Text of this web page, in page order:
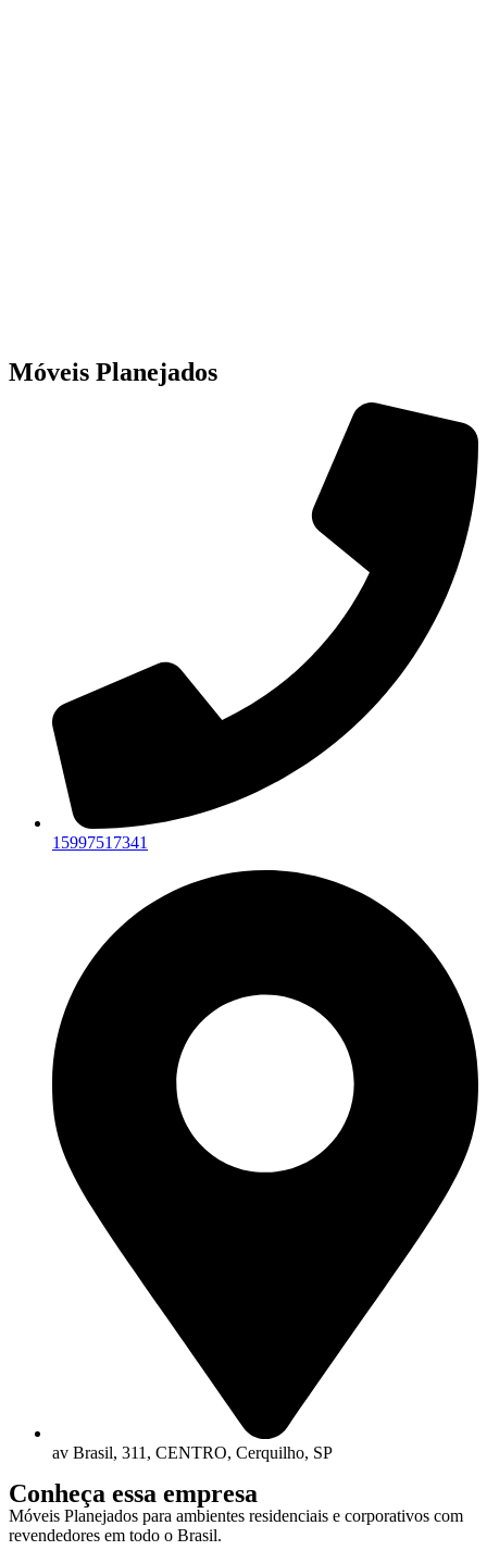
Móveis Planejados
15997517341
av Brasil, 311, CENTRO, Cerquilho, SP
Conheça essa empresa
Móveis Planejados para ambientes residenciais e corporativos com
revendedores em todo o Brasil.